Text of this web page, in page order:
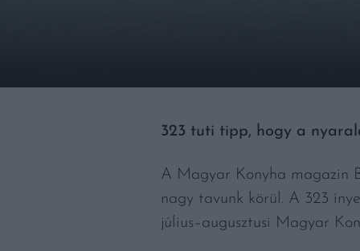
323 tuti tipp, hogy a
A Magyar Konyha magazin
nagy tavunk körül. A 323
július–augusztusi Magyar